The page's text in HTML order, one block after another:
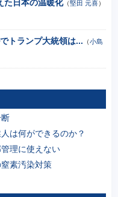
た日本の温暖化（堅田 元喜）
トランプ大統領は... （小島
は何ができるのか？
理に使えない
素汚染対策